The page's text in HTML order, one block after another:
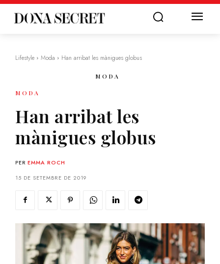
Lifestyle Moda Han arribat les mànigues globus
MODA
MODA
Han arribat les
mànigues globus
PER EMMA ROCH
15 DE SETEMBRE DE 2019